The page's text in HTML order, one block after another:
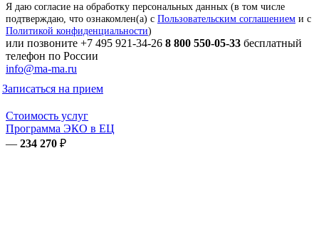
Я даю согласие на обработку персональных данных (в том числе
подтверждаю, что ознакомлен(а) с Пользовательским соглашением и с
Политикой конфиденциальности)
или позвоните +7 495 921-34-26 8 800 550-05-33 бесплатный
телефон по России
info@ma-ma.ru
Записаться на прием
Стоимость услуг
Программа ЭКО в ЕЦ
— 234 270 ₽